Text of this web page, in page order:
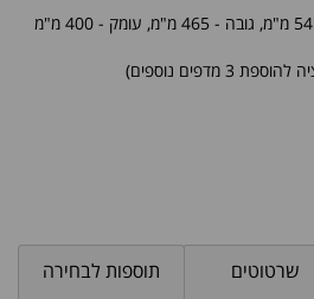
שרטוטים תוספות לבחירה